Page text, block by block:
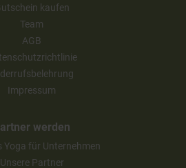
kaufen
Team
AGB
Impressum
werden
Yoga für Unternehmen
Unsere Partner